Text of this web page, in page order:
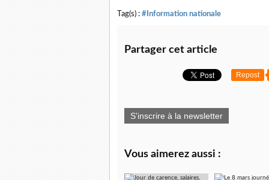
Tag(s) : #Information nationale
Partager cet article
Repost
S'inscrire à la newsletter
Vous aimerez aussi :